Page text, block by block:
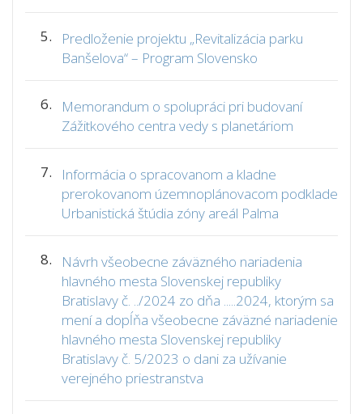
5.
Predloženie projektu „Revitalizácia parku
Banšelova“ – Program Slovensko
6.
Memorandum o spolupráci pri budovaní
Zážitkového centra vedy s planetáriom
7.
Informácia o spracovanom a kladne
prerokovanom územnoplánovacom podklade
Urbanistická štúdia zóny areál Palma
8.
Návrh všeobecne záväzného nariadenia
hlavného mesta Slovenskej republiky
Bratislavy č. ../2024 zo dňa .....2024, ktorým sa
mení a dopĺňa všeobecne záväzné nariadenie
hlavného mesta Slovenskej republiky
Bratislavy č. 5/2023 o dani za užívanie
verejného priestranstva